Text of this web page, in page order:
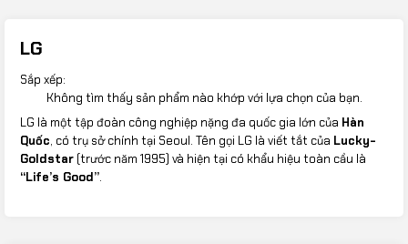
LG
Sắp xếp:
Không tìm thấy sản phẩm nào khớp với lựa chọn của bạn.
LG là một tập đoàn công nghiệp nặng đa quốc gia lớn của Hàn
Quốc, có trụ sở chính tại Seoul. Tên gọi LG là viết tắt của Lucky-
Goldstar (trước năm 1995) và hiện tại có khẩu hiệu toàn cầu là
“Life’s Good”.